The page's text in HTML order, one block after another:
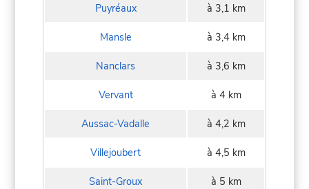
Puyréaux à 3,1 km
Mansle à 3,4 km
Nanclars à 3,6 km
Vervant à 4 km
Aussac-Vadalle à 4,2 km
Villejoubert à 4,5 km
Saint-Groux à 5 km